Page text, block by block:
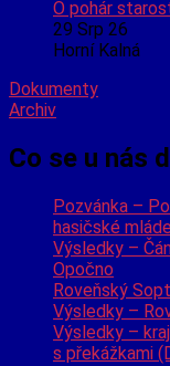
O pohár
29 Srp 26
Horní Kalná
Dokumenty
Archiv
Co se u nás
Pozvánka –
hasičské
Výsledky –
Opočno
Roveňský
Výsledky –
Výsledky –
s překážkami